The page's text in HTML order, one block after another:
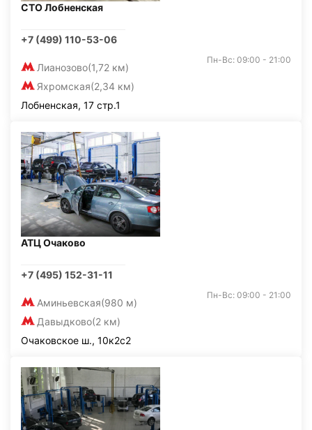
СТО Лобненская
+7 (499) 110-53-06
Лианозово(1,72 км)
Яхромская(2,34 км)
Пн-Вс: 09:00 - 21:00
Лобненская, 17 стр.1
АТЦ Очаково
+7 (495) 152-31-11
Аминьевская(980 м)
Давыдково(2 км)
Пн-Вс: 09:00 - 21:00
Очаковское ш., 10к2с2